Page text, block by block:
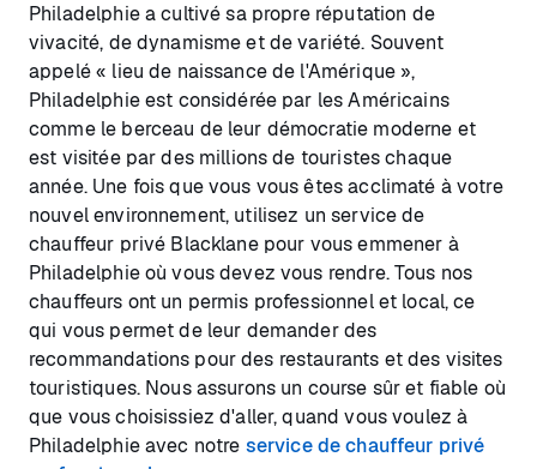
Philadelphie a cultivé sa propre réputation de
vivacité, de dynamisme et de variété. Souvent
appelé « lieu de naissance de l'Amérique »,
Philadelphie est considérée par les Américains
comme le berceau de leur démocratie moderne et
est visitée par des millions de touristes chaque
année. Une fois que vous vous êtes acclimaté à votre
nouvel environnement, utilisez un service de
chauffeur privé Blacklane pour vous emmener à
Philadelphie où vous devez vous rendre. Tous nos
chauffeurs ont un permis professionnel et local, ce
qui vous permet de leur demander des
recommandations pour des restaurants et des visites
touristiques. Nous assurons un course sûr et fiable où
que vous choisissiez d'aller, quand vous voulez à
Philadelphie avec notre service de chauffeur privé